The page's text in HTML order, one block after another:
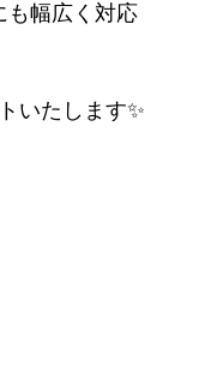
も幅広く対応
いたします✨